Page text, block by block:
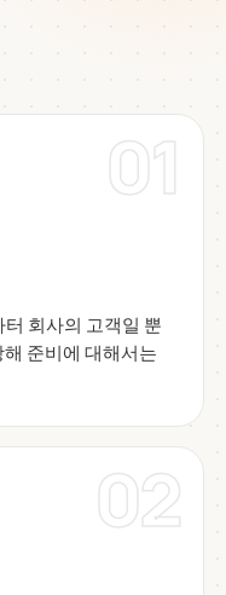
01
회사의 고객일 뿐
준비에 대해서는
02